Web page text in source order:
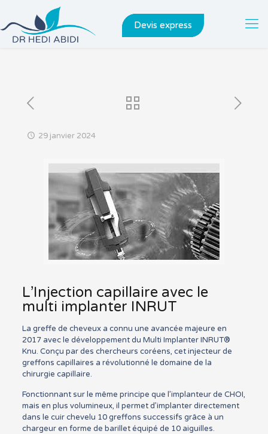
Devis express
29 janvier 2024
L’Injection capillaire avec le
multi implanter INRUT
La greffe de cheveux a connu une avancée majeure en
2017 avec le développement du Multi Implanter INRUT®
Knu. Conçu par des chercheurs coréens, cet injecteur de
greffons capillaires a révolutionné le domaine de la
chirurgie capillaire.
Fonctionnant sur le même principe que l’implanteur de CHOI,
mais en plus volumineux, il permet d’implanter directement
dans le cuir chevelu 10 greffons successifs grâce à un
chargeur en forme de barillet équipé de 10 aiguilles.